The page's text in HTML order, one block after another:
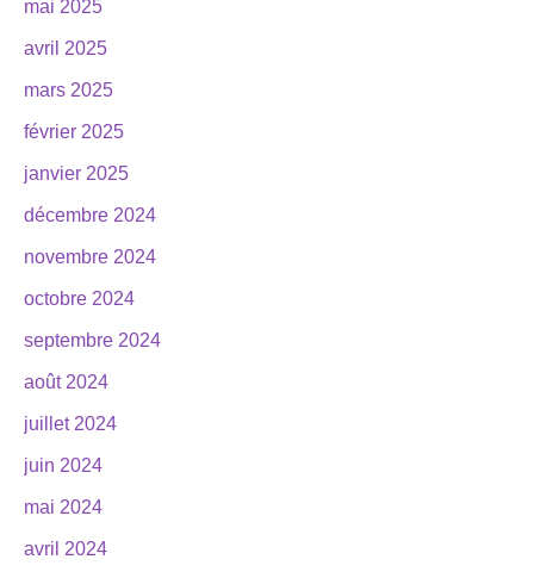
mai 2025
avril 2025
mars 2025
février 2025
janvier 2025
décembre 2024
novembre 2024
octobre 2024
septembre 2024
août 2024
juillet 2024
juin 2024
mai 2024
avril 2024